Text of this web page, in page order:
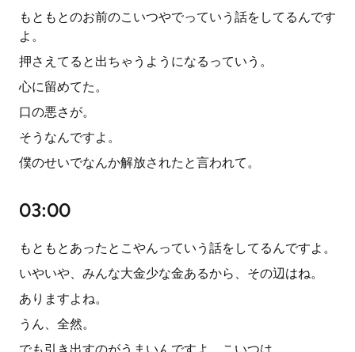
もともとのお前のこいつやでっていう話をしてるんです
よ。
押さえてると出ちゃうようになるっていう。
心に留めてた。
口の悪さが。
そうなんですよ。
僕のせいでなんか解放されたと言われて。
03:00
もともとあったとこやんっていう話をしてるんですよ。
いやいや、みんな大金少な金あるから、その辺はね。
ありますよね。
うん、全然。